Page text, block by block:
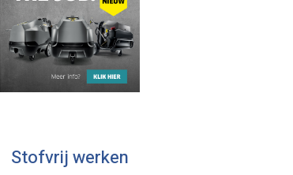
Stofvrij werken